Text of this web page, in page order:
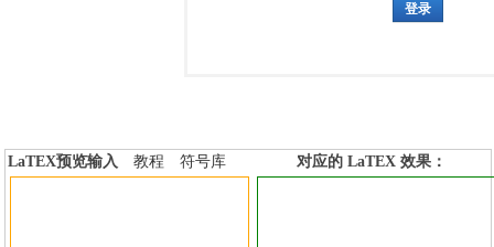
登录
LaTEX预览输入 教程
符号库
对应的 LaTEX 效果：